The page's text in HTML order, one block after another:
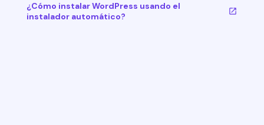
¿Cómo instalar WordPress usando el
instalador automático?